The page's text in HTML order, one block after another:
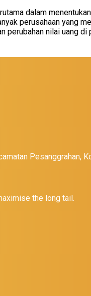
dalam
perusahaan yang
nilai uang
Pesanggrahan,
the long tail.